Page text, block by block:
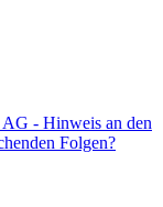
- Hinweis an den
Folgen?